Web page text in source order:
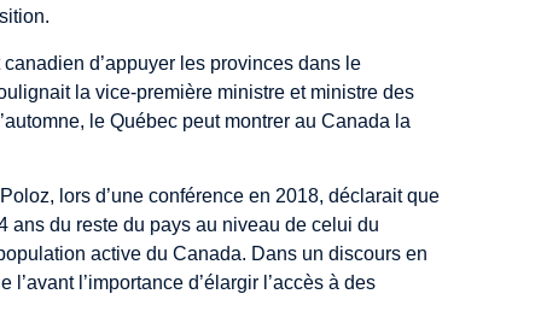
d’appuyer les provinces dans le
la vice-première ministre et ministre des
le Québec peut montrer au Canada la
lors d’une conférence en 2018, déclarait que
ans du reste du pays au niveau de celui du
active du Canada. Dans un discours en
l’importance d’élargir l’accès à des